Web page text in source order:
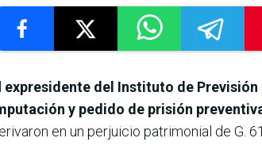
expresidente del Instituto de Previsión
y pedido de prisión
en un perjuicio patrimonial de G.